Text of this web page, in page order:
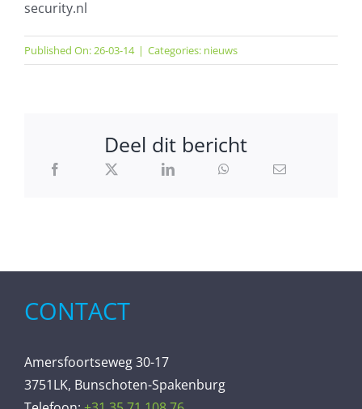
security.nl
Published On: 26-03-14 | Categories: nieuws
Deel dit bericht
CONTACT
Amersfoortseweg 30-17
3751LK, Bunschoten-Spakenburg